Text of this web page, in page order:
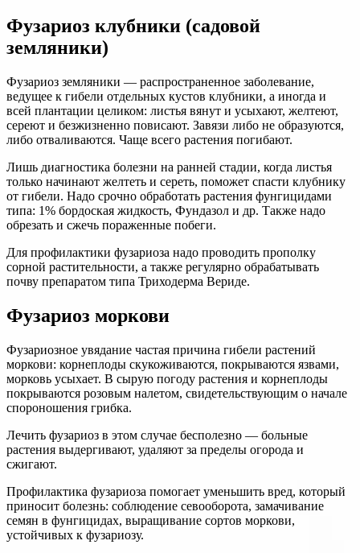
Фузариоз клубники (садовой
земляники)
Фузариоз земляники — распространенное заболевание,
ведущее к гибели отдельных кустов клубники, а иногда и
всей плантации целиком: листья вянут и усыхают, желтеют,
сереют и безжизненно повисают. Завязи либо не образуются,
либо отваливаются. Чаще всего растения погибают.
Лишь диагностика болезни на ранней стадии, когда листья
только начинают желтеть и сереть, поможет спасти клубнику
от гибели. Надо срочно обработать растения фунгицидами
типа: 1% бордоская жидкость, Фундазол и др. Также надо
обрезать и сжечь пораженные побеги.
Для профилактики фузариоза надо проводить прополку
сорной растительности, а также регулярно обрабатывать
почву препаратом типа Триходерма Вериде.
Фузариоз моркови
Фузариозное увядание частая причина гибели растений
моркови: корнеплоды скукоживаются, покрываются язвами,
морковь усыхает. В сырую погоду растения и корнеплоды
покрываются розовым налетом, свидетельствующим о начале
спороношения грибка.
Лечить фузариоз в этом случае бесполезно — больные
растения выдергивают, удаляют за пределы огорода и
сжигают.
Профилактика фузариоза помогает уменьшить вред, который
приносит болезнь: соблюдение севооборота, замачивание
семян в фунгицидах, выращивание сортов моркови,
устойчивых к фузариозу.